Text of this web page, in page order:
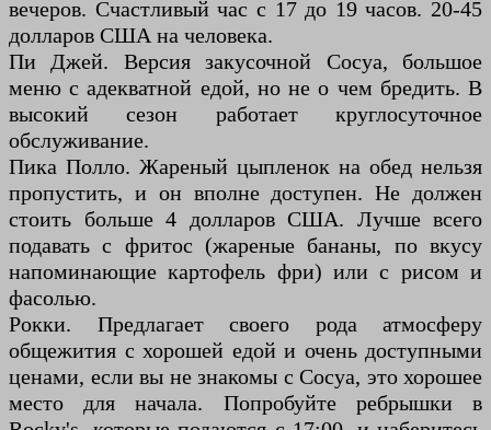
вечеров. Счастливый час с 17 до 19 часов. 20-45
долларов США на человека.
Пи Джей. Версия закусочной Сосуа, большое
меню с адекватной едой, но не о чем бредить. В
высокий сезон работает круглосуточное
обслуживание.
Пика Полло. Жареный цыпленок на обед нельзя
пропустить, и он вполне доступен. Не должен
стоить больше 4 долларов США. Лучше всего
подавать с фритос (жареные бананы, по вкусу
напоминающие картофель фри) или с рисом и
фасолью.
Рокки. Предлагает своего рода атмосферу
общежития с хорошей едой и очень доступными
ценами, если вы не знакомы с Сосуа, это хорошее
место для начала. Попробуйте ребрышки в